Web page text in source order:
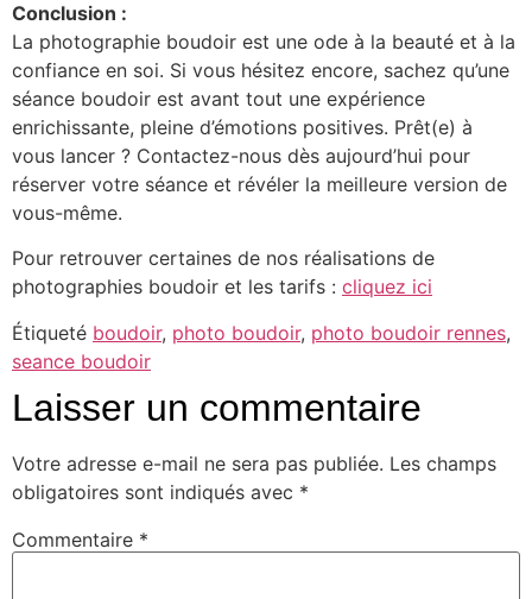
Conclusion :
La photographie boudoir est une ode à la beauté et à la
confiance en soi. Si vous hésitez encore, sachez qu’une
séance boudoir est avant tout une expérience
enrichissante, pleine d’émotions positives. Prêt(e) à
vous lancer ? Contactez-nous dès aujourd’hui pour
réserver votre séance et révéler la meilleure version de
vous-même.
Pour retrouver certaines de nos réalisations de
photographies boudoir et les tarifs : cliquez ici
Étiqueté boudoir, photo boudoir, photo boudoir rennes,
seance boudoir
Laisser un commentaire
Votre adresse e-mail ne sera pas publiée. Les champs
obligatoires sont indiqués avec *
Commentaire *